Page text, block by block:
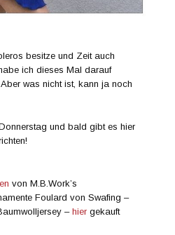
besitze und Zeit auch
ich dieses Mal darauf
was nicht ist, kann ja noch
und bald gibt es hier
von M.B.Work’s
Foulard von Swafing –
–hier gekauft